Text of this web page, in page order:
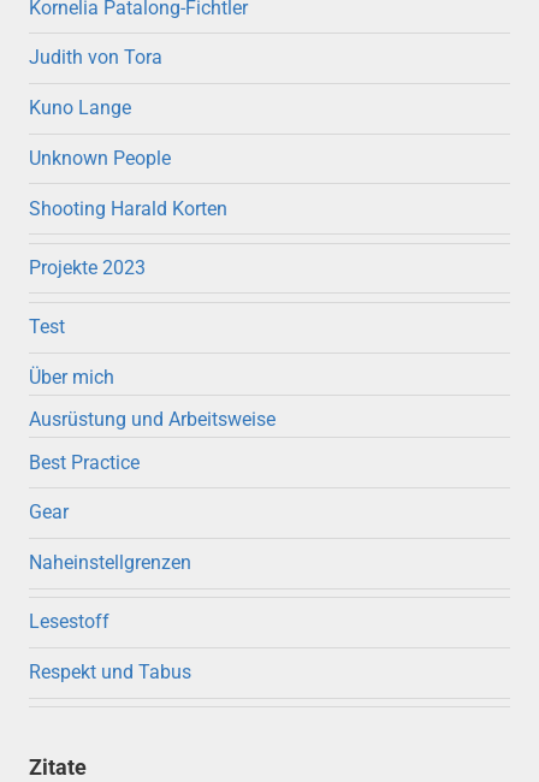
Kornelia Patalong-Fichtler
Judith von Tora
Kuno Lange
Unknown People
Shooting Harald Korten
Projekte 2023
Test
Über mich
Ausrüstung und Arbeitsweise
Best Practice
Gear
Naheinstellgrenzen
Lesestoff
Respekt und Tabus
Zitate